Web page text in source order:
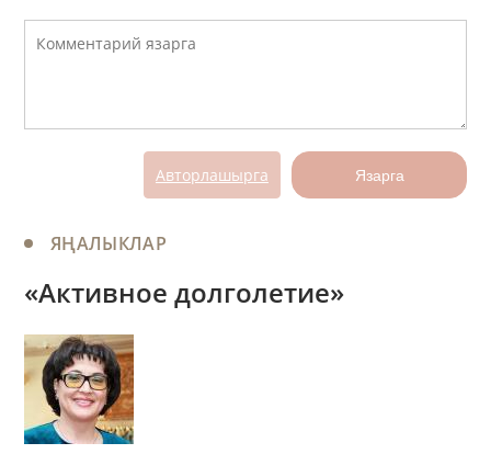
Авторлашырга Язарга
ЯҢАЛЫКЛАР
«Активное долголетие»